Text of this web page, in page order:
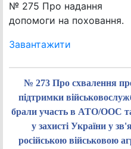
№ 275 Про надання
допомоги на поховання.
Завантажити
№ 273 Про схвалення
підтримки
брали участь в АТО/ООС та
у захисті України у
російською військовою